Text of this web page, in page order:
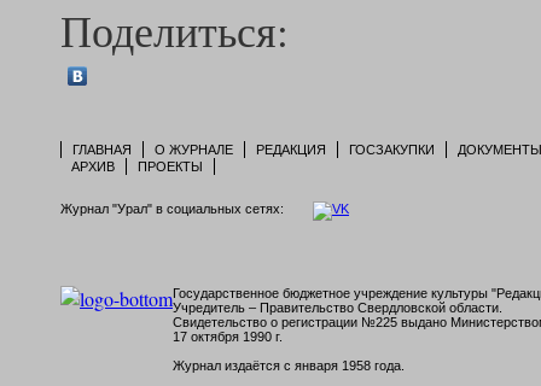
Поделиться:
ГЛАВНАЯ О ЖУРНАЛЕ РЕДАКЦИЯ ГОСЗАКУПКИ
ДОКУМЕНТЫ
АРХИВ
ПРОЕКТЫ
Журнал "Урал" в социальных сетях:
Государственное бюджетное учреждение культуры
Учредитель – Правительство Свердловской области.
Свидетельство о регистрации №225 выдано
17 октября 1990 г.
Журнал издаётся с января 1958 года.